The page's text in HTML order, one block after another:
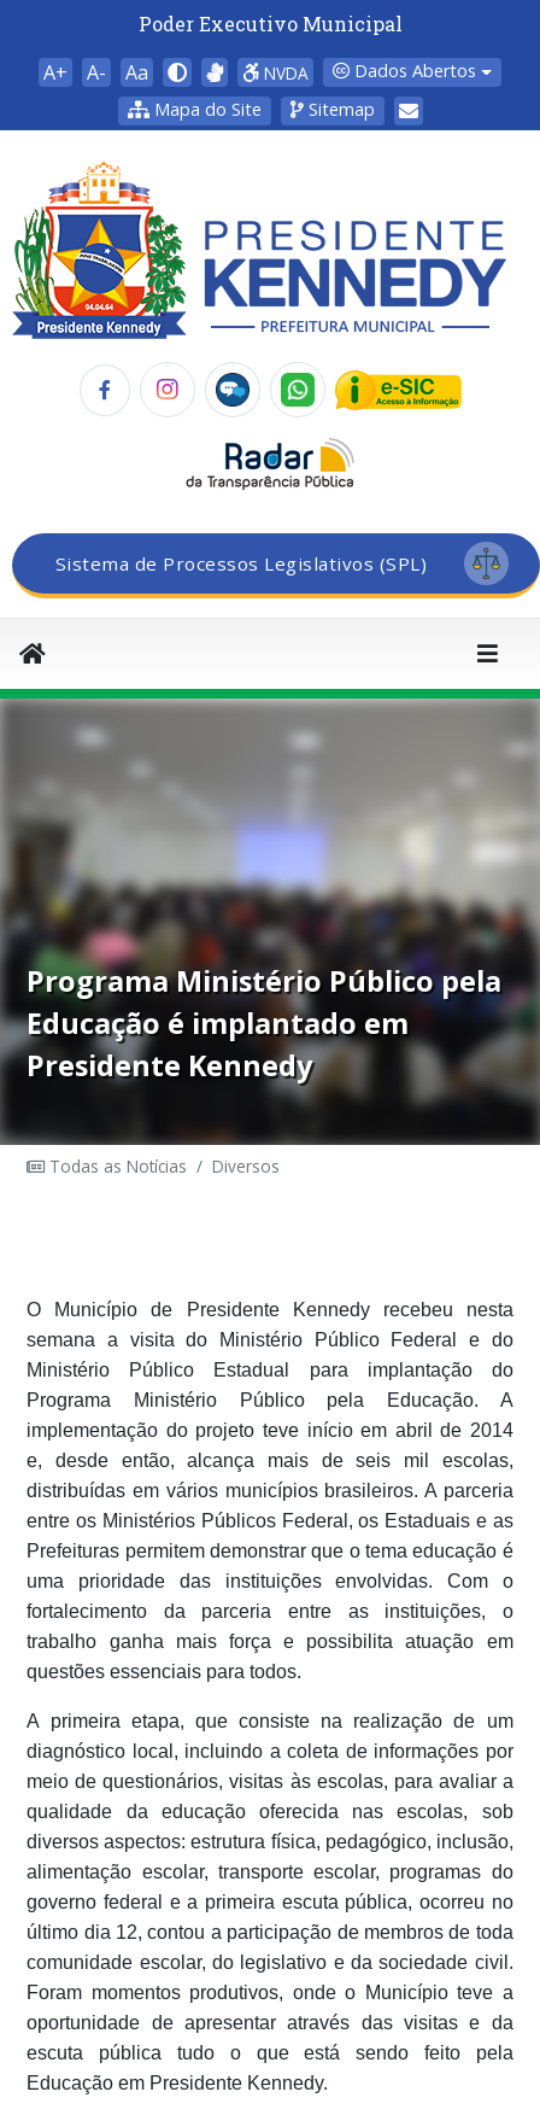
Poder Executivo Municipal
A+ A- Aa NVDA
Dados Abertos
Mapa do Site
Sitemap
Sistema de Processos Legislativos (SPL)
Programa Ministério Público pela
Educação é implantado em
Presidente Kennedy
Todas as Notícias / Diversos
O Município de Presidente Kennedy recebeu nesta
semana a visita do Ministério Público Federal e do
Ministério Público Estadual para implantação do
Programa Ministério Público pela Educação. A
implementação do projeto teve início em abril de 2014
e, desde então, alcança mais de seis mil escolas,
distribuídas em vários municípios brasileiros. A parceria
entre os Ministérios Públicos Federal, os Estaduais e as
Prefeituras permitem demonstrar que o tema educação é
uma prioridade das instituições envolvidas. Com o
fortalecimento da parceria entre as instituições, o
trabalho ganha mais força e possibilita atuação em
questões essenciais para todos.
A primeira etapa, que consiste na realização de um
diagnóstico local, incluindo a coleta de informações por
meio de questionários, visitas às escolas, para avaliar a
qualidade da educação oferecida nas escolas, sob
diversos aspectos: estrutura física, pedagógico, inclusão,
alimentação escolar, transporte escolar, programas do
governo federal e a primeira escuta pública, ocorreu no
último dia 12, contou a participação de membros de toda
comunidade escolar, do legislativo e da sociedade civil.
Foram momentos produtivos, onde o Município teve a
oportunidade de apresentar através das visitas e da
escuta pública tudo o que está sendo feito pela
Educação em Presidente Kennedy.